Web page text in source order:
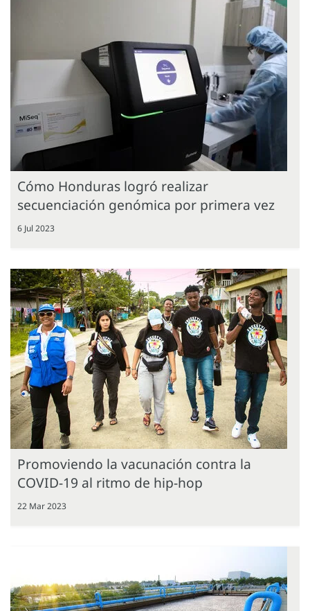
Cómo Honduras logró realizar
secuenciación genómica por primera vez
6 Jul 2023
Promoviendo la vacunación contra la
COVID-19 al ritmo de hip-hop
22 Mar 2023